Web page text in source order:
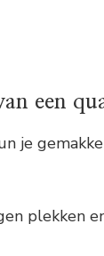
een
je
plekken